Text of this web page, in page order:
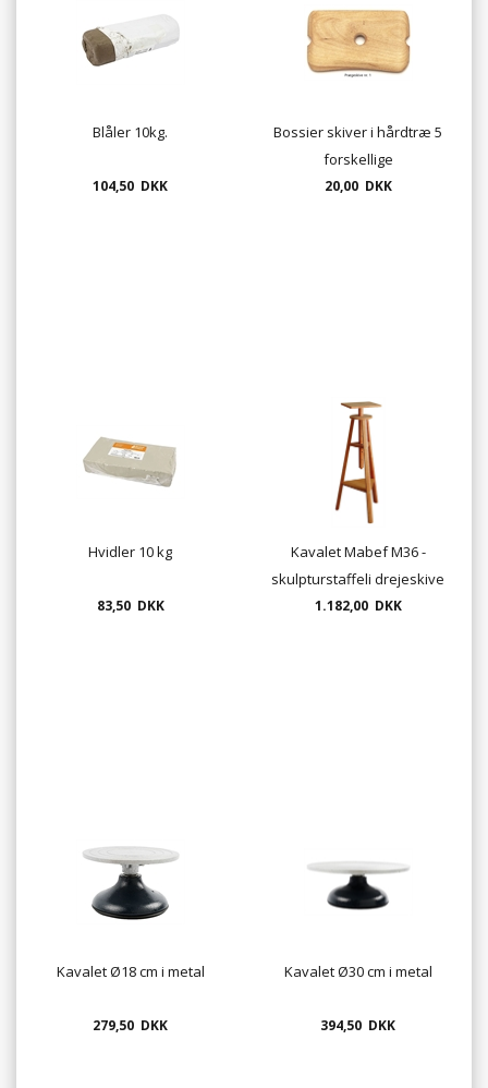
Blåler 10kg.
104,50 DKK
Bossier skiver i hårdtræ 5
forskellige
20,00 DKK
Hvidler 10 kg
83,50 DKK
Kavalet Mabef M36 -
skulpturstaffeli drejeskive
1.182,00 DKK
Kavalet Ø18 cm i metal
279,50 DKK
Kavalet Ø30 cm i metal
394,50 DKK